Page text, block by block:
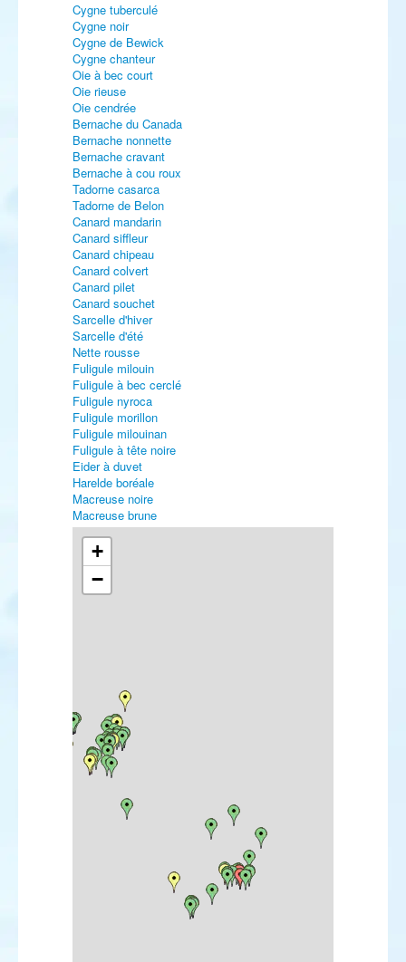
Cygne tuberculé
Cygne noir
Cygne de Bewick
Cygne chanteur
Oie à bec court
Oie rieuse
Oie cendrée
Bernache du Canada
Bernache nonnette
Bernache cravant
Bernache à cou roux
Tadorne casarca
Tadorne de Belon
Canard mandarin
Canard siffleur
Canard chipeau
Canard colvert
Canard pilet
Canard souchet
Sarcelle d'hiver
Sarcelle d'été
Nette rousse
Fuligule milouin
Fuligule à bec cerclé
Fuligule nyroca
Fuligule morillon
Fuligule milouinan
Fuligule à tête noire
Eider à duvet
Harelde boréale
Macreuse noire
Macreuse brune
Harle huppé
Harle bièvre
Érismature rousse
Perdrix rouge
Perdrix grise
Plongeon imbrin
Grèbe castagneux
Grèbe huppé
Grèbe jougris
Grèbe esclavon
Grèbe à cou noir
Puffin fuligineux
Puffin des Anglais
+
−